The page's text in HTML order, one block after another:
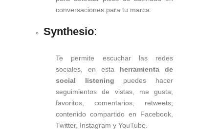
conversaciones para tu marca.
Synthesio:
Te permite escuchar las redes
sociales, en esta herramienta de
social listening puedes hacer
seguimientos de vistas, me gusta,
favoritos, comentarios, retweets;
contenido compartido en Facebook,
Twitter, Instagram y YouTube.